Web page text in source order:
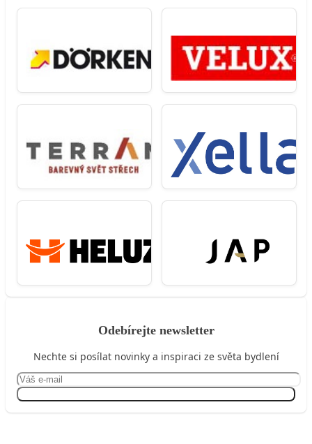
Odebírejte newsletter
Nechte si posílat novinky a inspiraci ze světa bydlení